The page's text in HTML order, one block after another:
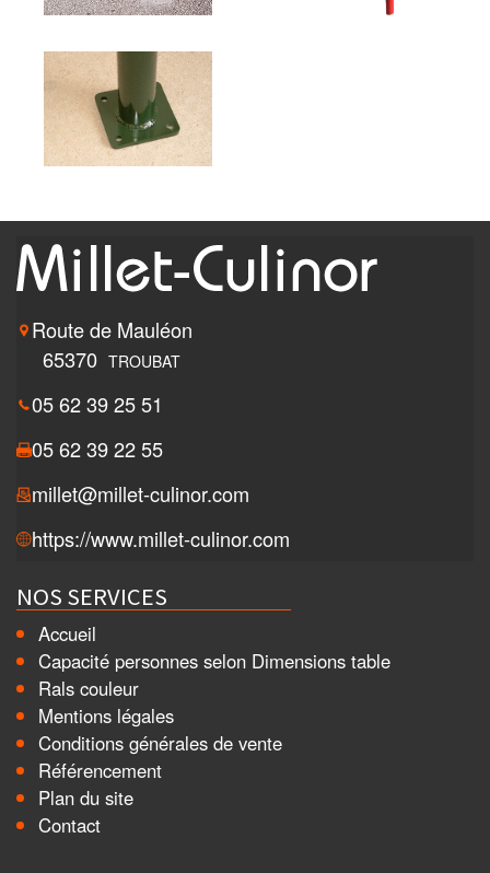
Route de Mauléon
65370 TROUBAT
05 62 39 25 51
05 62 39 22 55
millet@millet-culinor.com
https://www.millet-culinor.com
NOS SERVICES
Accueil
Capacité personnes selon Dimensions table
Rals couleur
Mentions légales
Conditions générales de vente
Référencement
Plan du site
Contact